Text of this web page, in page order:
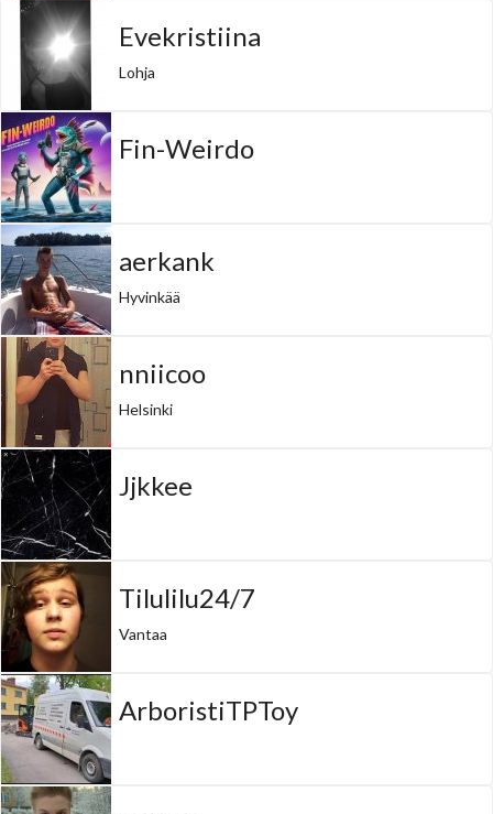
Evekristiina
Lohja
Fin-Weirdo
aerkank
Hyvinkää
nniicoo
Helsinki
Jjkkee
Tilulilu24/7
Vantaa
ArboristiTPToy